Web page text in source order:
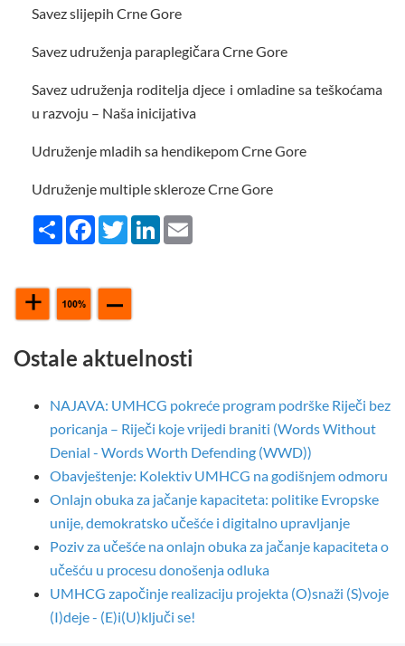
Savez slijepih Crne Gore
Savez udruženja paraplegičara Crne Gore
Savez udruženja roditelja djece i omladine sa teškoćama
u razvoju – Naša inicijativa
Udruženje mladih sa hendikepom Crne Gore
Udruženje multiple skleroze Crne Gore
Share FacebookTwitterLinkedIn
Ostale aktuelnosti
NAJAVA: UMHCG pokreće program podrške Riječi bez
poricanja – Riječi koje vrijedi braniti (Words Without
Denial - Words Worth Defending (WWD))
Obavještenje: Kolektiv UMHCG na godišnjem odmoru
Onlajn obuka za jačanje kapaciteta: politike Evropske
unije, demokratsko učešće i digitalno upravljanje
Poziv za učešće na onlajn obuka za jačanje kapaciteta o
učešću u procesu donošenja odluka
UMHCG započinje realizaciju projekta (O)snaži (S)voje
(I)deje - (E)i(U)ključi se!